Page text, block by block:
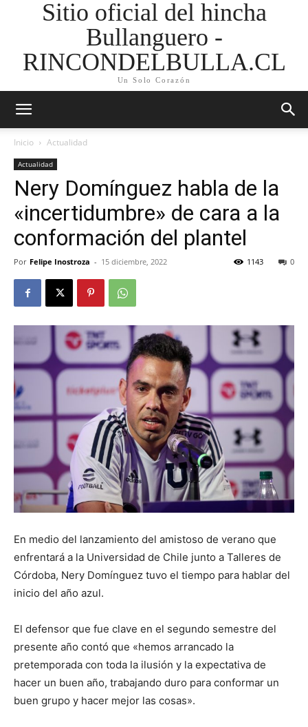
Sitio oficial del hincha
Bullanguero -
RINCONDELBULLA.CL
Un Solo Corazón
Inicio Actualidad
Actualidad
Nery Domínguez habla de la
«incertidumbre» de cara a la
conformación del plantel
Por Felipe Inostroza - 15 diciembre, 2022 0
1143
En medio del lanzamiento del amistoso de verano que
enfrentará a la Universidad de Chile junto a Talleres de
Córdoba, Nery Domínguez tuvo el tiempo para hablar del
inicio del año azul.
El defensor que fue clave en el segundo semestre del
presente año contó que «hemos arrancado la
pretemporada con toda la ilusión y la expectativa de
hacer un buen año, trabajando duro para conformar un
buen grupo y hacer mejor las cosas».